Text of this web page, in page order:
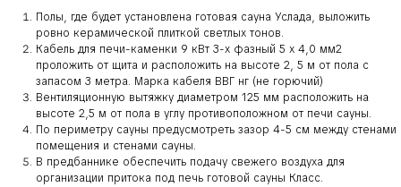
Полы, где будет установлена готовая сауна Услада, выложить
ровно керамической плиткой светлых тонов.
Кабель для печи-каменки 9 кВт 3-х фазный 5 х 4,0 мм2
проложить от щита и расположить на высоте 2, 5 м от пола с
запасом 3 метра. Марка кабеля ВВГ нг (не горючий)
Вентиляционную вытяжку диаметром 125 мм расположить на
высоте 2,5 м от пола в углу противоположном от печи сауны.
По периметру сауны предусмотреть зазор 4-5 см между стенами
помещения и стенами сауны.
В предбаннике обеспечить подачу свежего воздуха для
организации притока под печь готовой сауны Класс.